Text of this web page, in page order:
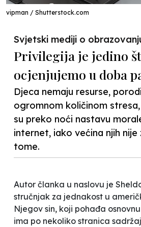
vipman / Shutterstock.com
Svjetski mediji o
Privilegija je jedino
ocjenjujemo u doba
Djeca nemaju resurse,
ogromnom količinom
su preko noći nastavu
internet, iako većina njih nije
tome.
Autor članka u naslovu je
stručnjak za jednakost u
Njegov sin, koji pohađa
ima po nekoliko stranica